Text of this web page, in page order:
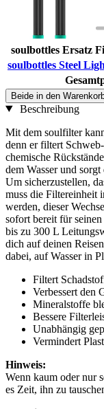
soulbottles Ersatz
soulbottles Steel
Beide in den
Beschreibung
Mit dem soulfilter
denn er filtert
chemische
dem Wasser und
Um sicherzustellen,
muss die Filtereinheit
werden, dieser
sofort bereit für
bis zu 300 L
dich auf deinen
dabei, auf Wasser in
Filtert
Verbessert den
Mineralstoffe
Bessere
Unabhängig
Vermindert
Hinweis:
Wenn kaum oder nur
es Zeit, ihn zu